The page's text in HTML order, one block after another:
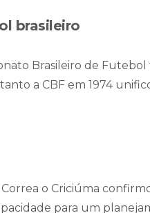
brasileiro
Brasileiro de Futebol
a CBF em 1974
o Criciúma
para um